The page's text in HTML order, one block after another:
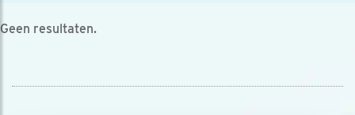
Geen resultaten.